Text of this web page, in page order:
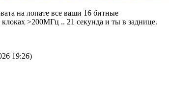
на лопате все ваши 16 битные
>200МГц .. 21 секунда и ты в заднице.
19:26)